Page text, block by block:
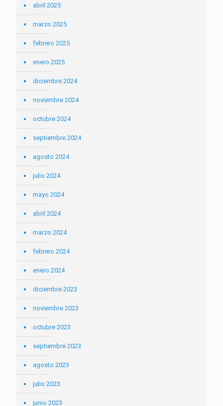
abril 2025
marzo 2025
febrero 2025
enero 2025
diciembre 2024
noviembre 2024
octubre 2024
septiembre 2024
agosto 2024
julio 2024
mayo 2024
abril 2024
marzo 2024
febrero 2024
enero 2024
diciembre 2023
noviembre 2023
octubre 2023
septiembre 2023
agosto 2023
julio 2023
junio 2023